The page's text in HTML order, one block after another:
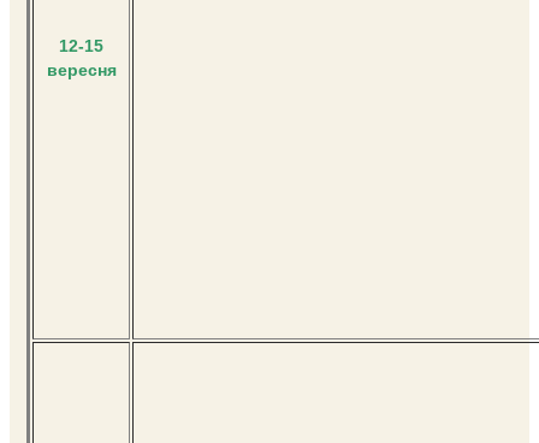
12-15
вересня